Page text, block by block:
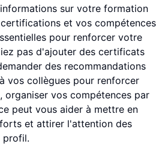
sur votre formation
et vos compétences
pour renforcer votre
pas d'ajouter des certificats
des recommandations
vos collègues pour renforcer
organiser vos compétences par
peut vous aider à mettre en
et attirer l'attention des
profil.